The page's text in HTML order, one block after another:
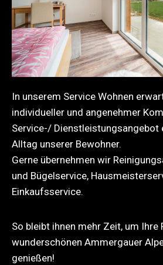
In unserem Service Wohnen
individueller und angenehmer
Service-/ Dienstleistungsangebot
Alltag unserer Bewohner.
Gerne übernehmen wir
und Bügelservice,
Einkaufsservice.
So bleibt ihnen mehr Zeit, um Ihre
wunderschönen Ammergauer
genießen!